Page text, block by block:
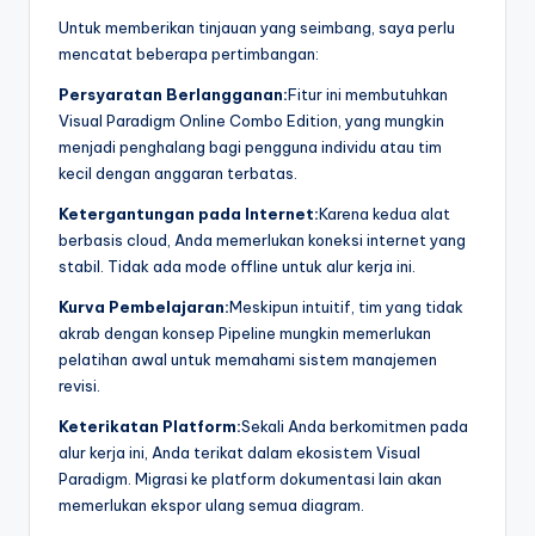
Untuk memberikan tinjauan yang seimbang, saya perlu
mencatat beberapa pertimbangan:
Persyaratan Berlangganan:Fitur ini membutuhkan
Visual Paradigm Online Combo Edition, yang mungkin
menjadi penghalang bagi pengguna individu atau tim
kecil dengan anggaran terbatas.
Ketergantungan pada Internet:Karena kedua alat
berbasis cloud, Anda memerlukan koneksi internet yang
stabil. Tidak ada mode offline untuk alur kerja ini.
Kurva Pembelajaran:Meskipun intuitif, tim yang tidak
akrab dengan konsep Pipeline mungkin memerlukan
pelatihan awal untuk memahami sistem manajemen
revisi.
Keterikatan Platform:Sekali Anda berkomitmen pada
alur kerja ini, Anda terikat dalam ekosistem Visual
Paradigm. Migrasi ke platform dokumentasi lain akan
memerlukan ekspor ulang semua diagram.